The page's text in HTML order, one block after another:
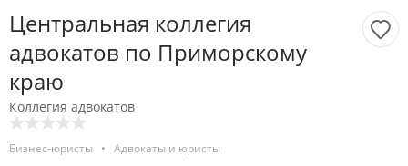
Центральная коллегия
адвокатов по Приморскому
краю
Коллегия адвокатов
Бизнес-юристы • Адвокаты и юристы